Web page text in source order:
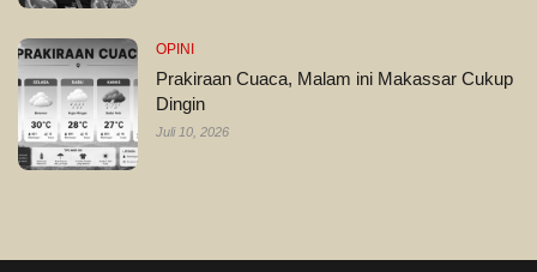
OPINI
Prakiraan Cuaca, Malam ini Makassar Cukup
Dingin
Juli 10, 2026